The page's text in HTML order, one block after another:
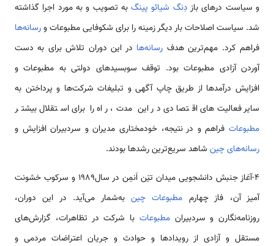
و سیاست درهای باز دِنگ شیائو پینگبه تصویب و به مورد اجرا گذاشته
شد. سیاست اصلاحات بار دیگر زمینه را برای شکوفایی مطبوعات ورسانه‌ها
فراهم کرد. مهم­‌ترین هدف رسانه‌ها در این دوران تلاش برای به دست
آوردن آزادی مطبوعات بود. توقف سوبسیدهای دولتی به مطبوعات و
افزایش درآمدها از طریق چاپ آگهی و تبلیغات شرکت­‌ها و پرداختن به
سایر فعالیت­‌های اقتصادی در این مدت، راه را برای استقلال بیشتر
مطبوعات فراهم و در نتیجه، خودمختاری مدیران و سردبیران افزایش و
رسانه‌های چین شاهد سریع­‌ترین رشدها بودند.
4-آغاز جنبش دانشجویی میدان تیَن اَن­مِن در سال1989 و سرکوب خشونت
آمیز آن، فاز چهارم مطبوعات چین به­‌شمار می‌­آید. در این دوران،
روزنامه‌نگارن و سردبیرانمطبوعات با شرکت در تظاهرات، گزارش­‌های
مستقل و آزادی از رویدادها و حوادث و جریان اعتراضات مردمی و